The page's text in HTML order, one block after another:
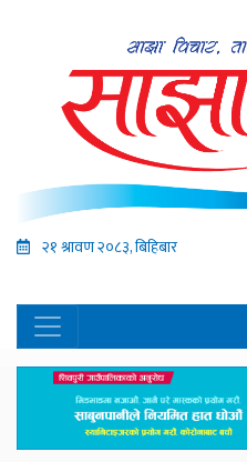
२१ श्रावण २०८३, बिहिबार